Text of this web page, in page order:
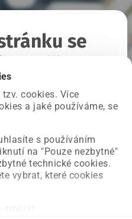
cookies. Více
a jaké používáme, se
s používáním
na "Pouze nezbytné"
technické cookies.
vybrat, které cookies
se
a už ji opravujeme.
požadovanou stránku.
Úvodní strana